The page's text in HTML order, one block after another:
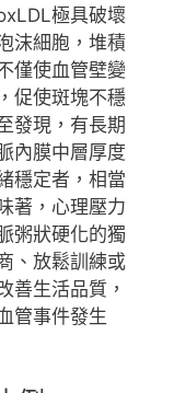
極具破壞
沫細胞，堆積
僅使血管壁變
促使斑塊不穩
發現，有長期
內膜中層厚度
穩定者，相當
著，心理壓力
粥狀硬化的獨
、放鬆訓練或
善生活品質，
管事件發生